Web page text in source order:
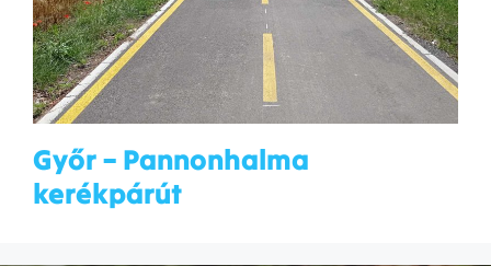
Győr – Pannonhalma
kerékpárút